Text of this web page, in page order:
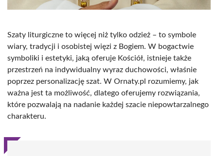
Szaty liturgiczne to więcej niż tylko odzież – to symbole
wiary, tradycji i osobistej więzi z Bogiem. W bogactwie
symboliki i estetyki, jaką oferuje Kościół, istnieje także
przestrzeń na indywidualny wyraz duchowości, właśnie
poprzez personalizację szat. W Ornaty.pl rozumiemy, jak
ważna jest ta możliwość, dlatego oferujemy rozwiązania,
które pozwalają na nadanie każdej szacie niepowtarzalnego
charakteru.